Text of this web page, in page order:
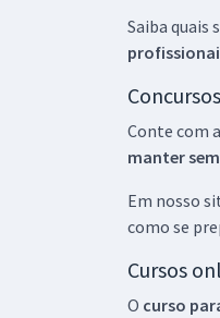
Saiba quais
Conte com
manter
Em nosso
como se
Cursos
O curso